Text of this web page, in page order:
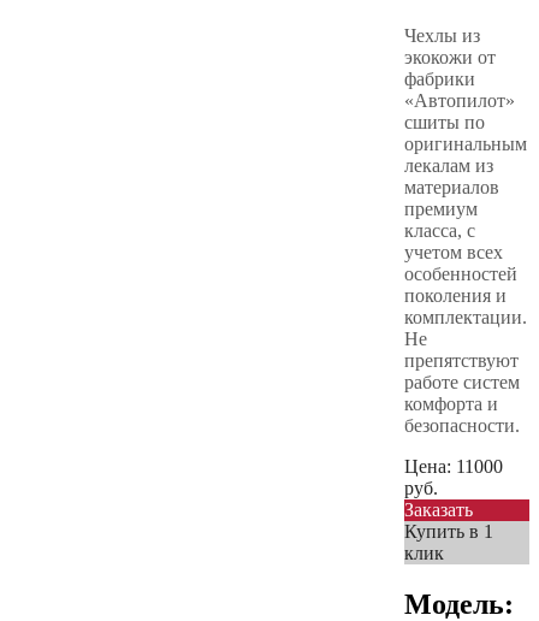
Чехлы из
экокожи от
фабрики
«Автопилот»
сшиты по
оригинальным
лекалам из
материалов
премиум
класса, с
учетом всех
особенностей
поколения и
комплектации.
Не
препятствуют
работе систем
комфорта и
безопасности.
Цена: 11000
руб.
Заказать
Купить в 1
клик
Модель: